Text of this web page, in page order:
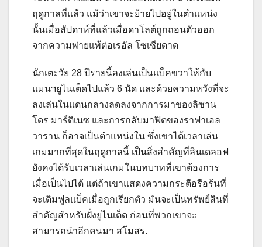
ฤดูกาลที่แล้ว แม้ว่าเขาจะย้ายไปอยู่ในตำแหน่ง
นั้นเมื่อสัปดาห์ที่แล้วเมื่อดาโลต์ถูกถอนตัวออก
จากความพ่ายแพ้ต่อเรอัล โซเซียดาด
นักเตะวัย 28 ปีรายนี้ลงเล่นเป็นแบ็คขวาให้กับ
แมนฯยูไนเต็ดไปแล้ว 6 นัด และด้วยความหวังที่จะ
ลงเล่นในแดนกลางลดลงจากการมาของลิซาน
โดร มาร์ติเนซ และการกลับมาฟิตของราฟาเอล
วาราน ก็อาจเป็นตำแหน่งใน ซึ่งเขาได้เวลาเล่น
เกมมากที่สุดในฤดูกาลนี้ เป็นสิ่งสำคัญที่ลินเดลอฟ
ยังคงได้รับเวลาเล่นเกมในบทบาทที่เขาต้องการ
เมื่อเป็นไปได้ แต่ถ้าเขาแสดงความกระตือรือร้นที่
จะเติมฟูลแบ็คเมื่อถูกเรียกตัว มันจะเป็นทรัพย์สินที่
สำคัญสำหรับฝั่งยูไนเต็ด ก่อนที่พวกเขาจะ
สามารถนำอีกคนมา สโมสร.